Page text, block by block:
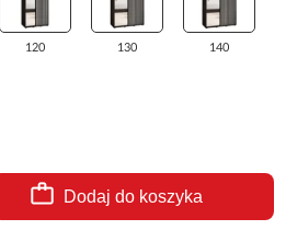
120 130 140
Dodaj do koszyka